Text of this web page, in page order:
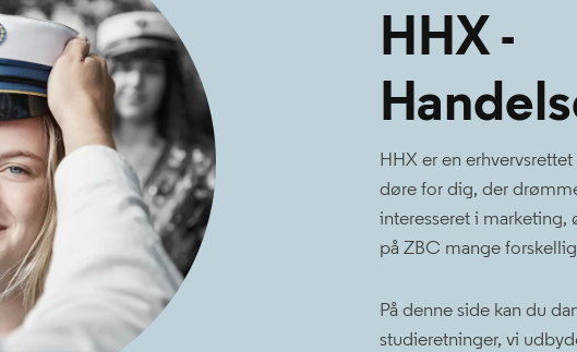
HHX -
HHX er en
døre for dig, der
interesseret i marketing,
på ZBC mange
På denne side kan du
studieretninger, vi